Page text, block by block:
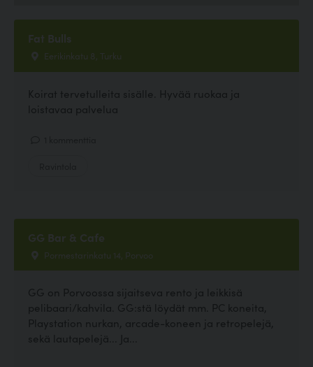
Fat Bulls
Eerikinkatu 8, Turku
Koirat tervetulleita sisälle. Hyvää ruokaa ja
loistavaa palvelua
GG Bar & Cafe
Pormestarinkatu 14, Porvoo
GG on Porvoossa sijaitseva rento ja leikkisä
pelibaari/kahvila. GG:stä löydät mm. PC koneita,
Playstation nurkan, arcade-koneen ja retropelejä,
sekä lautapelejä... Ja...